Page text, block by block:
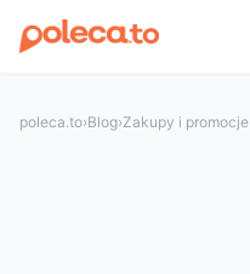
poleca.to›Blog›Zakupy i promocje